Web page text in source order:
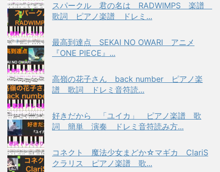
スパークル 君の名は RADWIMPS 楽譜
歌詞 ピアノ楽譜 ドレミ...
最高到達点 SEKAI NO OWARI アニメ
『ONE PIECE』...
高嶺の花子さん back number ピアノ楽
譜 歌詞 ドレミ音符読...
好きだから 「ユイカ」 ピアノ楽譜 歌
詞 簡単 演奏 ドレミ音符読み方...
コネクト 魔法少女まどか☆マギカ ClariS
クラリス ピアノ楽譜 歌...